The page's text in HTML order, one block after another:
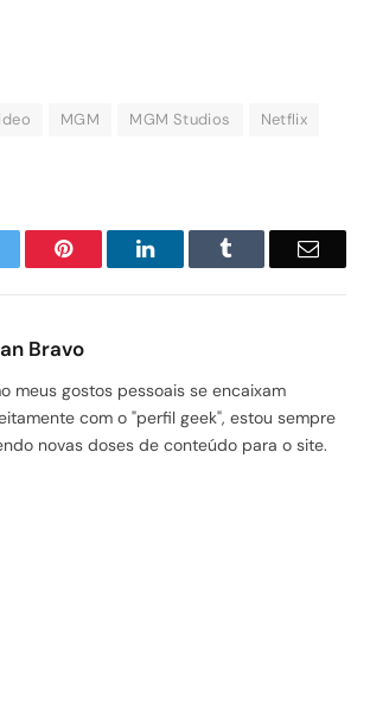
MGM MGM Studios
Netflix
Pinterest LinkedIn Email
Bravo
meus gostos pessoais se encaixam
com o "perfil geek", estou sempre
novas doses de conteúdo para o site.